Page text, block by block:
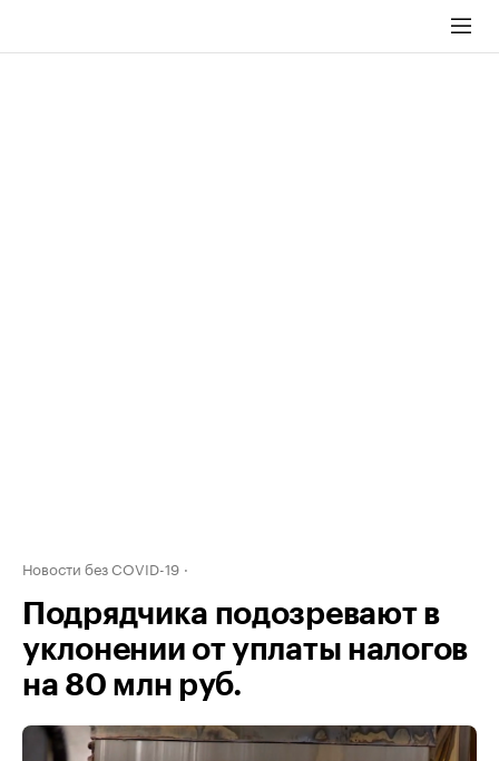
Новости без COVID-19
Подрядчика подозревают в
уклонении от уплаты налогов
на 80 млн руб.